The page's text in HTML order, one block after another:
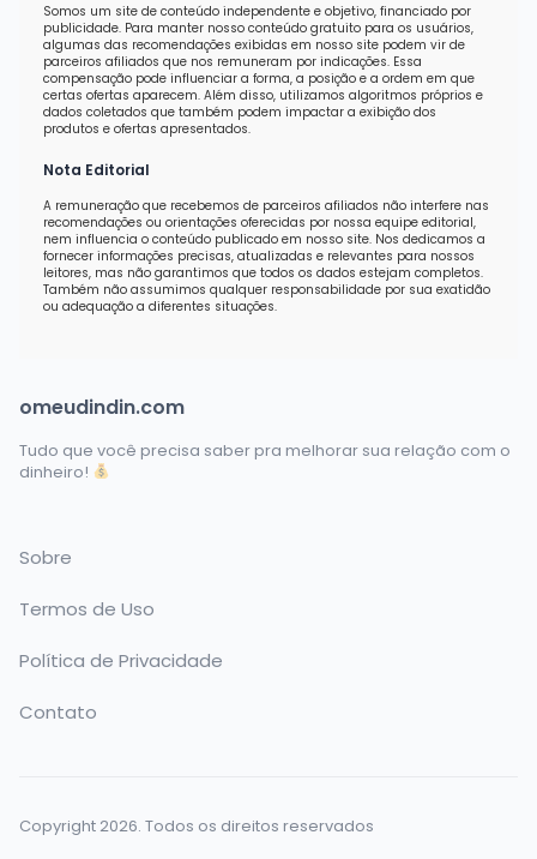
Somos um site de conteúdo independente e objetivo, financiado por
publicidade. Para manter nosso conteúdo gratuito para os usuários,
algumas das recomendações exibidas em nosso site podem vir de
parceiros afiliados que nos remuneram por indicações. Essa
compensação pode influenciar a forma, a posição e a ordem em que
certas ofertas aparecem. Além disso, utilizamos algoritmos próprios e
dados coletados que também podem impactar a exibição dos
produtos e ofertas apresentados.
Nota Editorial
A remuneração que recebemos de parceiros afiliados não interfere nas
recomendações ou orientações oferecidas por nossa equipe editorial,
nem influencia o conteúdo publicado em nosso site. Nos dedicamos a
fornecer informações precisas, atualizadas e relevantes para nossos
leitores, mas não garantimos que todos os dados estejam completos.
Também não assumimos qualquer responsabilidade por sua exatidão
ou adequação a diferentes situações.
omeudindin.com
Tudo que você precisa saber pra melhorar sua relação com o
dinheiro!
Sobre
Termos de Uso
Política de Privacidade
Contato
Copyright 2026. Todos os direitos reservados